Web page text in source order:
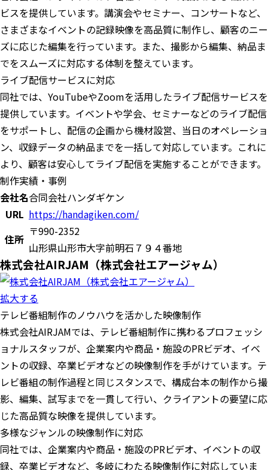
ビスを提供しています。講演会やセミナー、コンサートなど、
さまざまなイベントの記録映像を高品質に制作し、顧客のニー
ズに応じた編集を行っています。また、撮影から編集、納品ま
でをスムーズに対応する体制を整えています。
ライブ配信サービスに対応
同社では、YouTubeやZoomを活用したライブ配信サービスを
提供しています。イベントや学会、セミナーなどのライブ配信
をサポートし、配信の企画から機材設営、当日のオペレーショ
ン、収録データの納品までを一括して対応しています。これに
より、顧客は安心してライブ配信を実施することができます。
制作実績・事例
会社名合同会社ハンダギケン
URL https://handagiken.com/
住所
〒990-2352
山形県山形市大字前明石７９４番地
株式会社AIRJAM（株式会社エアージャム）
拡大する
テレビ番組制作のノウハウを活かした映像制作
株式会社AIRJAMでは、テレビ番組制作に携わるプロフェッシ
ョナルスタッフが、企業案内や商品・施設のPRビデオ、イベ
ントの収録、卒業ビデオなどの映像制作を手がけています。テ
レビ番組の制作過程と同じスタンスで、構成台本の制作から撮
影、編集、試写までを一貫して行い、クライアントの要望に応
じた高品質な映像を提供しています。
多様なジャンルの映像制作に対応
同社では、企業案内や商品・施設のPRビデオ、イベントの収
録、卒業ビデオなど、多岐にわたる映像制作に対応していま